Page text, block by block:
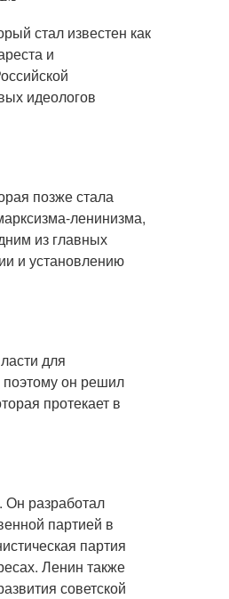
стал известен как
и
идеологов
позже стала
ленинизма,
из главных
и установлению
для
поэтому он решил
протекает в
Он разработал
партией в
партия
Ленин также
советской